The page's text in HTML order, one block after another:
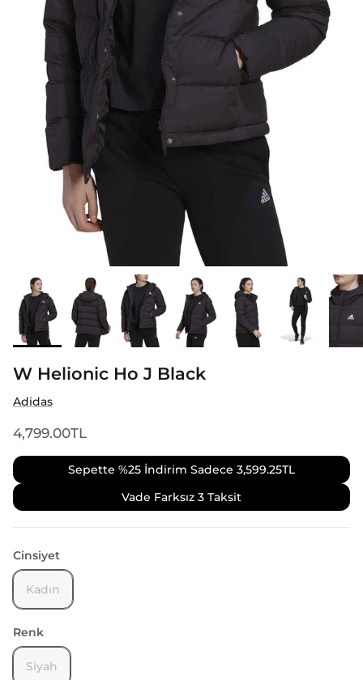
W Helionic Ho J Black
Adidas
4,799.00TL
Sepette %25 İndirim Sadece 3,599.25TL
Vade Farksız 3 Taksit
Renk
Siyah
Cinsiyet
Kadın